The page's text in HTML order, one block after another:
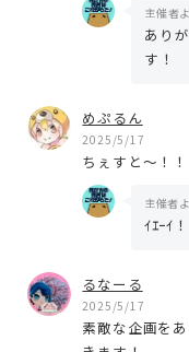
主催者
あり
す！
めぷるん
2025/5/17
ちぇすと〜！！
主催者
ｲｴｰｲ
るなーる
2025/5/17
素敵な企画を